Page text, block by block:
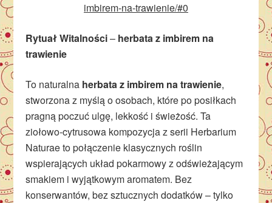
imbirem-na-trawienie/#0
Rytuał Witalności– herbata z imbirem na
trawienie
To naturalna herbata z imbirem na trawienie,
stworzona z myślą o osobach, które po posiłkach
pragną poczuć ulgę, lekkość i świeżość. Ta
ziołowo-cytrusowa kompozycja z serii Herbarium
Naturae to połączenie klasycznych roślin
wspierających układ pokarmowy z odświeżającym
smakiem i wyjątkowym aromatem. Bez
konserwantów, bez sztucznych dodatków – tylko